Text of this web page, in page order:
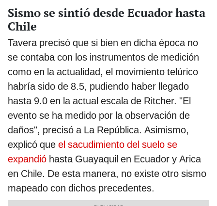
Sismo se sintió desde Ecuador hasta
Chile
Tavera precisó que si bien en dicha época no
se contaba con los instrumentos de medición
como en la actualidad, el movimiento telúrico
habría sido de 8.5, pudiendo haber llegado
hasta 9.0 en la actual escala de Ritcher. "El
evento se ha medido por la observación de
daños", precisó a La República. Asimismo,
explicó que el sacudimiento del suelo se
expandió hasta Guayaquil en Ecuador y Arica
en Chile. De esta manera, no existe otro sismo
mapeado con dichos precedentes.